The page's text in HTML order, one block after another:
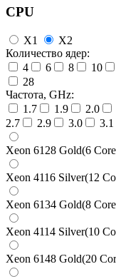
CPU
X1
X2
Количество ядер:
4
6 8 10
28
Частота, GHz:
1.7
1.9 2.0
2.7
2.9 3.0 3.1
Xeon 6128 Gold(6
Xeon 4116 Silver(12
Xeon 6134 Gold(8
Xeon 4114 Silver(10
Xeon 6148 Gold(20